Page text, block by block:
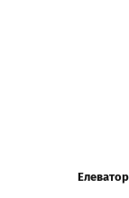
Елеватор